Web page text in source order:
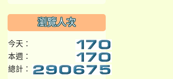
瀏覽人次
今天：
本週：
總計：